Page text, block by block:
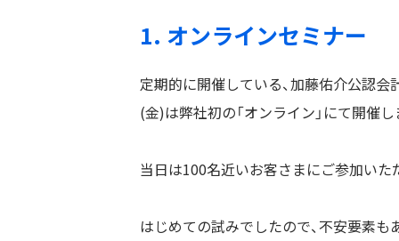
1. オンラインセミナー
定期的に開催している、加藤佑介公認
(金)は弊社初の「オンライン」にて開催し
当日は100名近いお客さまにご参加いた
はじめての試みでしたので、不安要素